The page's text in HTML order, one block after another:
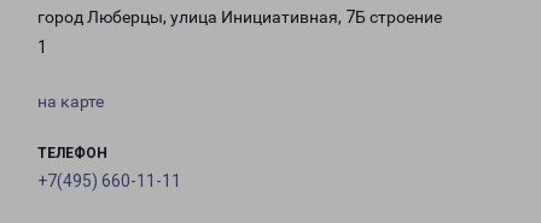
город Люберцы, улица Инициативная, 7Б строение
1
на карте
ТЕЛЕФОН
+7(495) 660-11-11